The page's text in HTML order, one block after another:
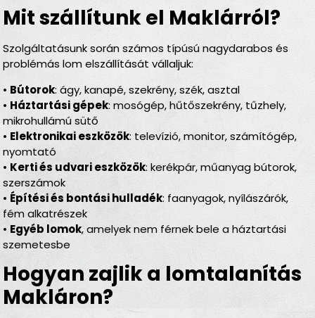
Mit szállítunk el Maklárról?
Szolgáltatásunk során számos típúsú nagydarabos és
problémás lom elszállítását vállaljuk:
• Bútorok: ágy, kanapé, szekrény, szék, asztal
• Háztartási gépek: mosógép, hűtőszekrény, tűzhely,
mikrohullámú sütő
• Elektronikai eszközök: televízió, monitor, számítógép,
nyomtató
• Kerti és udvari eszközök: kerékpár, műanyag bútorok,
szerszámok
• Építési és bontási hulladék: faanyagok, nyílászárók,
fém alkatrészek
• Egyéb lomok, amelyek nem férnek bele a háztartási
szemetesbe
Hogyan zajlik a lomtalanítás
Makláron?